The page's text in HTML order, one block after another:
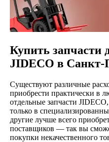
Купить запчасти
JIDECO в Санкт-
Существуют различные
приобрести практически в
отдельные запчасти
только в
другие лучше всего
поставщиков — так вы
покупки некачественного